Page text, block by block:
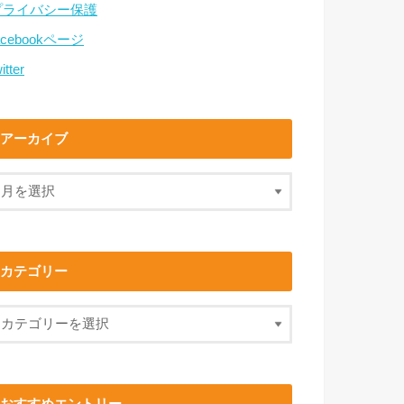
ライバシー保護
ページ
アーカイブ
カテゴリー